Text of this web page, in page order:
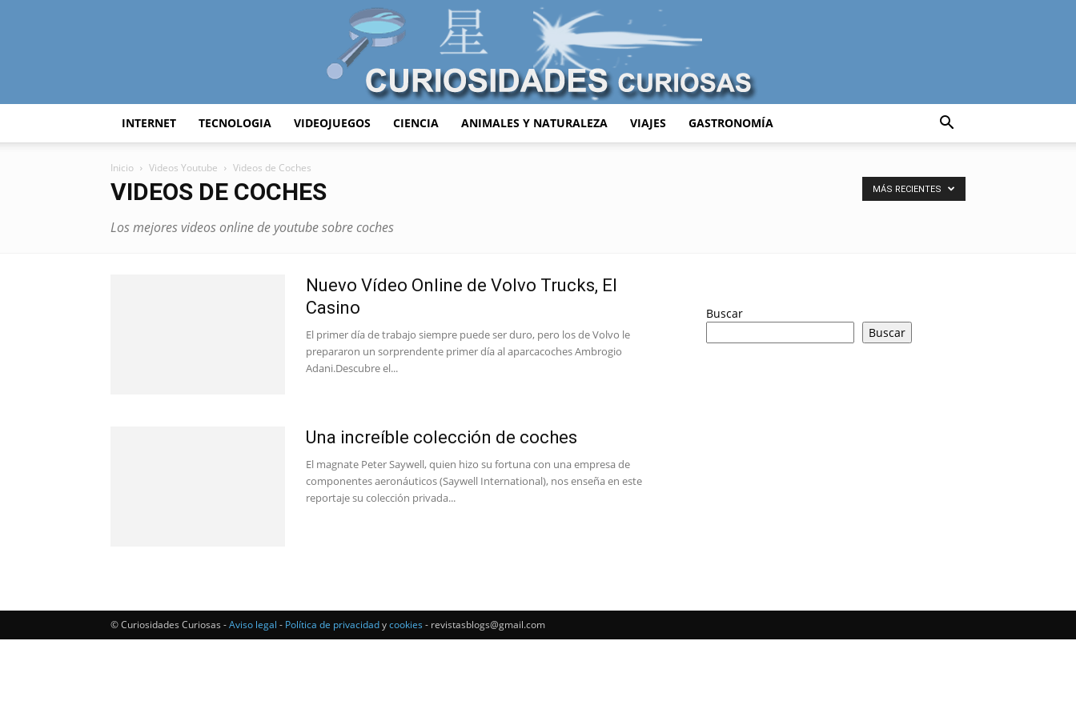
del
Mundo
INTERNET TECNOLOGIA VIDEOJUEGOS CIENCIA ANIMALES Y NATURALEZA VIAJES GASTRONOMÍA
Inicio Videos Youtube Videos de Coches
VIDEOS DE COCHES
Los mejores videos online de youtube sobre coches
MÁS RECIENTES
Nuevo Vídeo Online de Volvo Trucks, El
Casino
El primer día de trabajo siempre puede ser duro, pero los de Volvo le
prepararon un sorprendente primer día al aparcacoches Ambrogio
Adani.Descubre el...
Una increíble colección de coches
El magnate Peter Saywell, quien hizo su fortuna con una empresa de
componentes aeronáuticos (Saywell International), nos enseña en este
reportaje su colección privada...
Buscar
Buscar
© Curiosidades Curiosas -Aviso legal - Política de privacidadycookies - revistasblogs@gmail.com